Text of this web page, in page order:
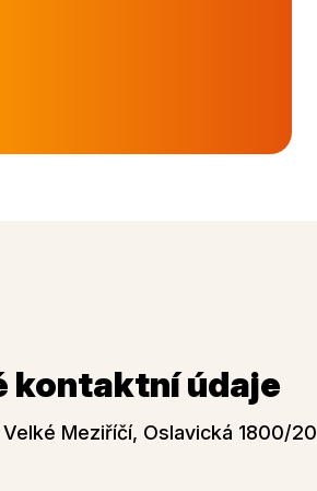
kontaktní údaje
Meziříčí, Oslavická 1800/20